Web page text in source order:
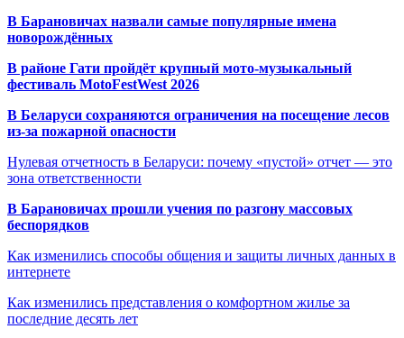
В Барановичах назвали самые популярные имена
новорождённых
В районе Гати пройдёт крупный мото-музыкальный
фестиваль MotoFestWest 2026
В Беларуси сохраняются ограничения на посещение лесов
из-за пожарной опасности
Нулевая отчетность в Беларуси: почему «пустой» отчет — это
зона ответственности
В Барановичах прошли учения по разгону массовых
беспорядков
Как изменились способы общения и защиты личных данных в
интернете
Как изменились представления о комфортном жилье за
последние десять лет